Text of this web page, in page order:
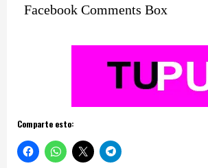
Facebook Comments Box
Comparte esto: